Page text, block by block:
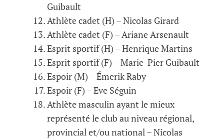
Guibault
Athlète cadet (H) – Nicolas Girard
Athlète cadet (F) – Ariane Arsenault
Esprit sportif (H) – Henrique Martins
Esprit sportif (F) – Marie-Pier Guibault
Espoir (M) – Émerik Raby
Espoir (F) – Eve Séguin
Athlète masculin ayant le mieux
représenté le club au niveau régional,
provincial et/ou national – Nicolas